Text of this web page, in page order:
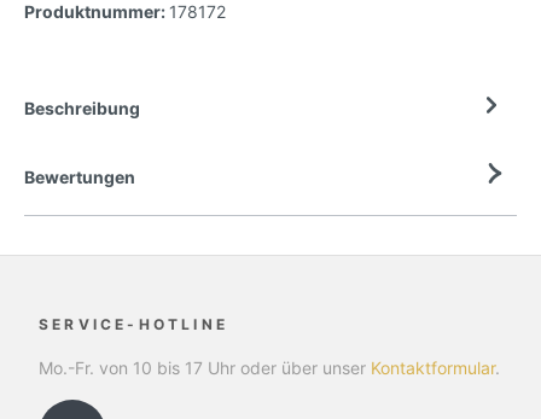
Produktnummer: 178172
Beschreibung
Bewertungen
SERVICE-HOTLINE
Mo.-Fr. von 10 bis 17 Uhr oder über unser Kontaktformular.